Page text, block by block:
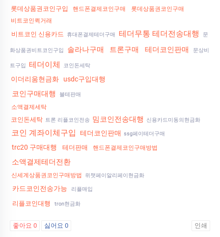
롯데상품권코인구입 핸드폰결제코인구매
롯데상품권코인구매
비트코인퀵거래
비트코인 신용카드 휴대폰결제테더구매 테더무통 테더전송대행 문
화상품권비트코인구입 솔라나구매 트론구매 테더코인판매 문상비
트구입 테더이체 코인돈세탁
이더리움현금화 usdc구입대행
코인구매대행 블테판매
소액결제세탁
코인돈세탁 트론 리플코인전송 밈코인전송대행 신용카드미동의현금화
코인 계좌이체구입 테더코인판매 ssg페이테더구매
trc20 구매대행 테더판매 핸드폰결제코인구매방법
소액결제테더전환
신세계상품권코인구매방법 위챗페이알리페이현금화
카드코인전송가능 리플매입
리플코인대행 tron현금화
좋아요 0 싫어요 0 인쇄